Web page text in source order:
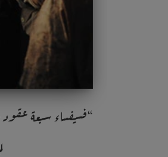
“فسيفساء سبعة عقود